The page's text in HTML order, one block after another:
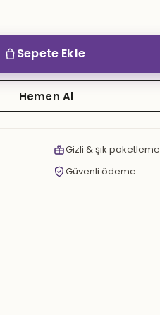
Sepete Ekle
Hemen Al
Gizli & şık paketleme
Güvenli ödeme